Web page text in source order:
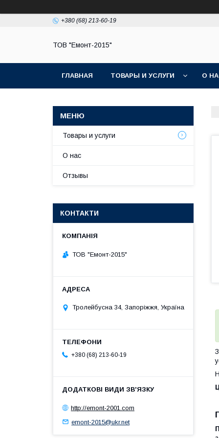
+380 (68) 213-60-19
ТОВ "Емонт-2015"
ГЛАВНАЯ ТОВАРЫ И УСЛУГИ О
Товары и услуги
О нас
Отзывы
КОНТАКТИ
ТОВ "Емонт-2015"
Тролейбусна 34, Запоріжжя, Україна
+380 (68) 213-60-19
http://emont-2001.com
emont-2015@ukr.net